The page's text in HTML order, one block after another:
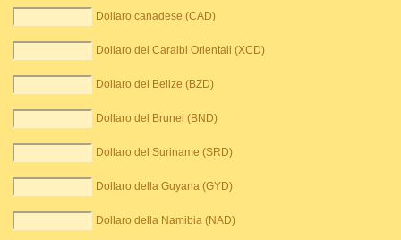
Dollaro canadese (CAD)
Dollaro dei Caraibi Orientali (XCD)
Dollaro del Belize (BZD)
Dollaro del Brunei (BND)
Dollaro del Suriname (SRD)
Dollaro della Guyana (GYD)
Dollaro della Namibia (NAD)